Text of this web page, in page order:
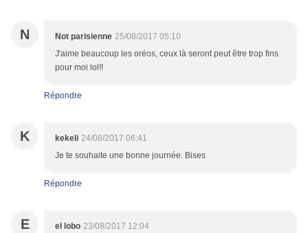
N Not parisienne 25/08/2017 05:10
J'aime beaucoup les oréos, ceux là seront peut être trop fins
pour moi lol!!
Répondre
K kekeli 24/08/2017 06:41
Je te souhaite une bonne journée. Bises
Répondre
E el lobo 23/08/2017 12:04